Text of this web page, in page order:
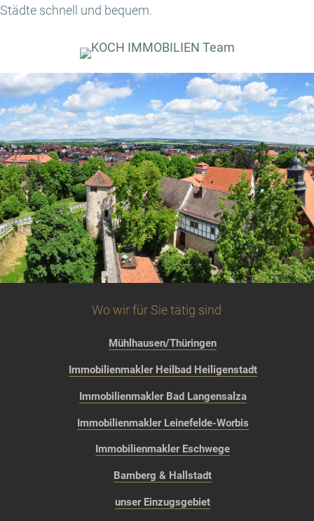
Städte schnell und bequem.
Wo wir für Sie tätig sind
Mühlhausen/Thüringen
Immobilienmakler Heilbad Heiligenstadt
Immobilienmakler Bad Langensalza
Immobilienmakler Leinefelde-Worbis
Immobilienmakler Eschwege
Bamberg & Hallstadt
unser Einzugsgebiet